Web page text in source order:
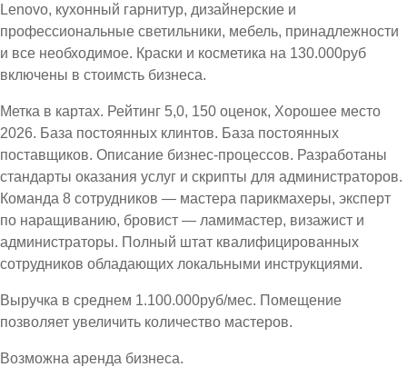
Lenovo, кухонный гарнитур, дизайнерские и
профессиональные светильники, мебель, принадлежности
и все необходимое. Краски и косметика на 130.000руб
включены в стоимсть бизнеса.
Метка в картах. Рейтинг 5,0, 150 оценок, Хорошее место
2026. База постоянных клинтов. База постоянных
поставщиков. Описание бизнес-процессов. Разработаны
стандарты оказания услуг и скрипты для администраторов.
Команда 8 сотрудников — мастера парикмахеры, эксперт
по наращиванию, бровист — ламимастер, визажист и
администраторы. Полный штат квалифицированных
сотрудников обладающих локальными инструкциями.
Выручка в среднем 1.100.000руб/мес. Помещение
позволяет увеличить количество мастеров.
Возможна аренда бизнеса.